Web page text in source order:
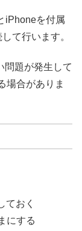
iPhoneを付属
て行います。
問題が発生して
場合がありま
ておく
にする